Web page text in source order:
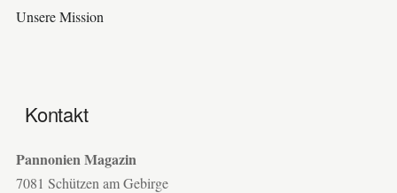
Unsere Mission
Kontakt
Pannonien Magazin
7081 Schützen am Gebirge